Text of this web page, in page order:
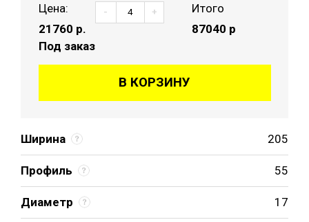
Ширина 205
Профиль 55
Диаметр 17
Цена:
21760 р.
Под заказ
- +
Итого
87040 р
В КОРЗИНУ